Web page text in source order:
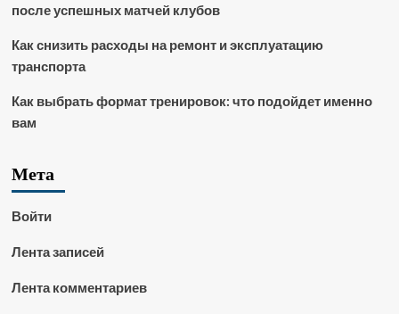
после успешных матчей клубов
Как снизить расходы на ремонт и эксплуатацию
транспорта
Как выбрать формат тренировок: что подойдет именно
вам
Мета
Войти
Лента записей
Лента комментариев